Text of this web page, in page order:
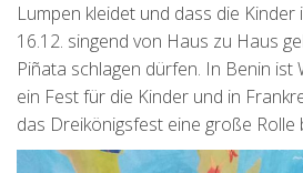
Lumpen kleidet und dass die
16.12. singend von Haus zu Haus
Piñata schlagen dürfen. In Benin ist
ein Fest für die Kinder und in
das Dreikönigsfest eine große Rolle